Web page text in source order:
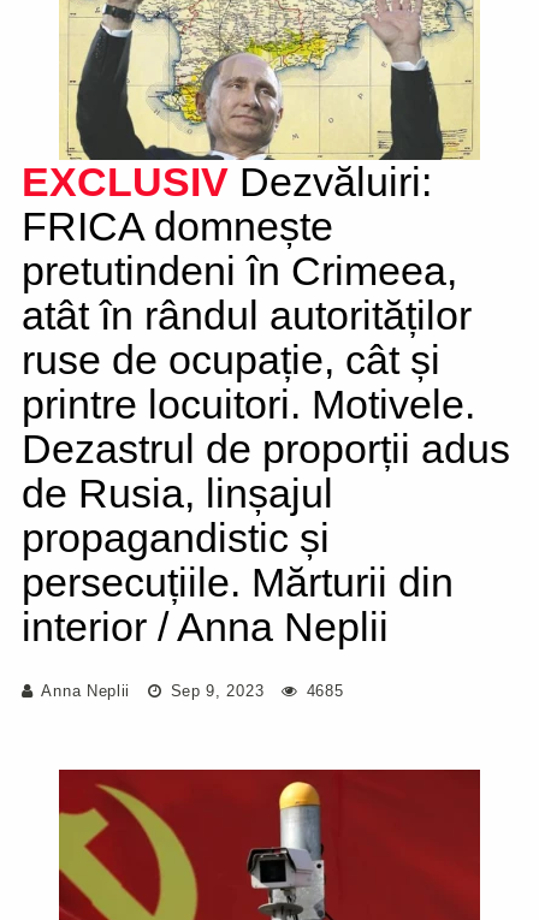
EXCLUSIV Dezvăluiri:
FRICA domnește
pretutindeni în Crimeea,
atât în rândul autorităților
ruse de ocupație, cât și
printre locuitori. Motivele.
Dezastrul de proporții adus
de Rusia, linșajul
propagandistic și
persecuțiile. Mărturii din
interior / Anna Neplii
Anna Neplii Sep 9, 2023 4685